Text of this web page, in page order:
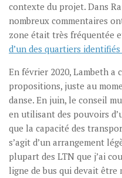
contexte du projet. Dans
nombreux commentaires
zone était très fréquentée
d’un des quartiers
En février 2020, Lambeth a
propositions, juste au
danse. En juin, le conseil
en utilisant des pouvoirs
que la capacité des
s’agit d’un arrangement
plupart des LTN que j’ai
ligne de bus qui devait être